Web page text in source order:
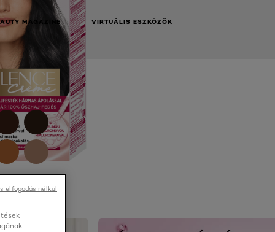
MAGAZINE VIRTUÁLIS ESZKÖZÖK
NEXT CARD
elfogadás nélkül